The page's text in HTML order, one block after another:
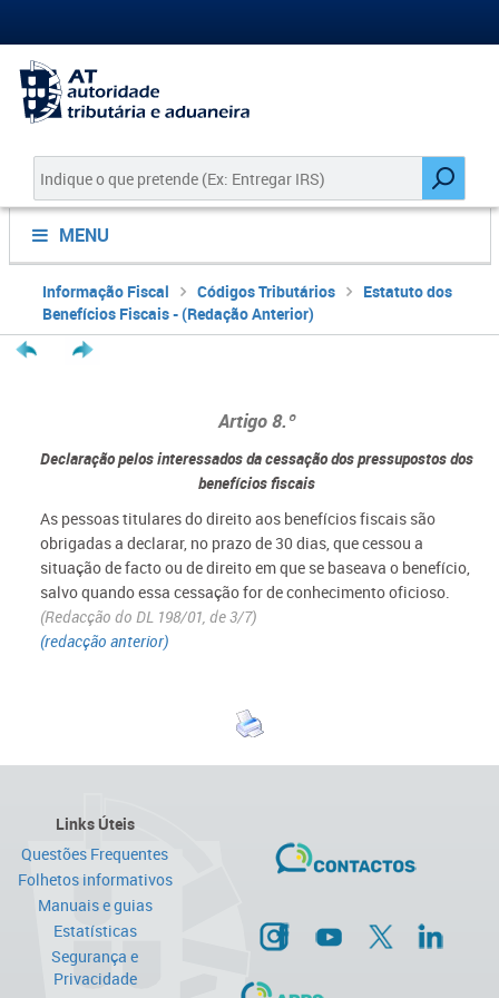
MENU
Informação Fiscal Códigos Tributários
Estatuto dos
Benefícios Fiscais - (Redação Anterior)
Artigo 8.º
Declaração pelos interessados da cessação dos pressupostos dos
benefícios fiscais
As pessoas titulares do direito aos benefícios fiscais são
obrigadas a declarar, no prazo de 30 dias, que cessou a
situação de facto ou de direito em que se baseava o benefício,
salvo quando essa cessação for de conhecimento oficioso.
(Redacção do DL 198/01, de 3/7)
(redacção anterior)
Links Úteis
Questões Frequentes
Folhetos informativos
Manuais e guias
Estatísticas
Segurança e
Privacidade